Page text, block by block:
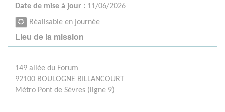
Date de mise à jour : 11/06/2026
Réalisable en journée
Lieu de la mission
149 allée du Forum
92100 BOULOGNE BILLANCOURT
Métro Pont de Sèvres (ligne 9)